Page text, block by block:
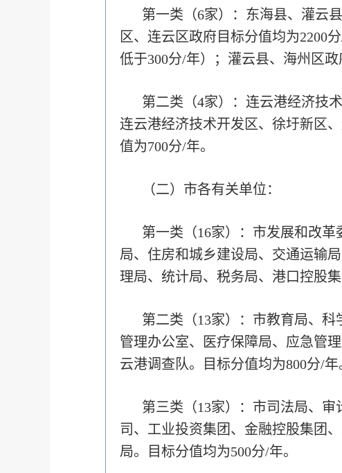
第一类（6家）：东海县、灌云
区、连云区政府目标分值均为2200
低于300分/年）；灌云县、海州区政
第二类（4家）：连云港经济技
连云港经济技术开发区、徐圩新区
值为700分/年。
（二）市各有关单位：
第一类（16家）：市发展和改
局、住房和城乡建设局、交通运输
理局、统计局、税务局、港口控股
第二类（13家）：市教育局、
管理办公室、医疗保障局、应急管
云港调查队。目标分值均为800分/年
第三类（13家）：市司法局、
司、工业投资集团、金融控股集团
局。目标分值均为500分/年。